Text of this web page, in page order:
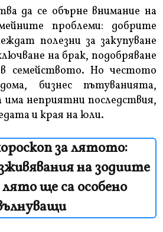
да се обърне внимание на
проблеми: добрите
полезни за закупуване
на брак, подобряване
семейството. Но честото
бизнес пътуванията,
неприятни последствия,
и края на юли.
за лятото:
на зодиите
ще са особено